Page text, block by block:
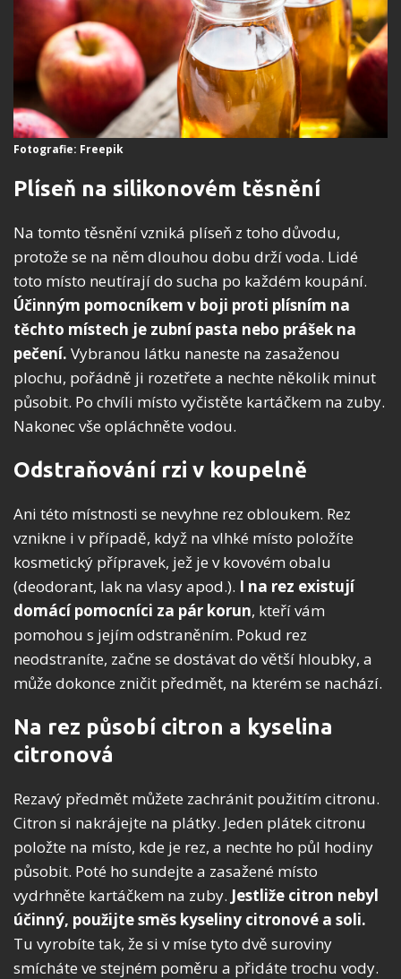
Fotografie: Freepik
Plíseň na silikonovém těsnění
Na tomto těsnění vzniká plíseň z toho důvodu,
protože se na něm dlouhou dobu drží voda. Lidé
toto místo neutírají do sucha po každém koupání.
Účinným pomocníkem v boji proti plísním na
těchto místech je zubní pasta nebo prášek na
pečení. Vybranou látku naneste na zasaženou
plochu, pořádně ji rozetřete a nechte několik minut
působit. Po chvíli místo vyčistěte kartáčkem na zuby.
Nakonec vše opláchněte vodou.
Odstraňování rzi v koupelně
Ani této místnosti se nevyhne rez obloukem. Rez
vznikne i v případě, když na vlhké místo položíte
kosmetický přípravek, jež je v kovovém obalu
(deodorant, lak na vlasy apod.). I na rez existují
domácí pomocníci za pár korun, kteří vám
pomohou s jejím odstraněním. Pokud rez
neodstraníte, začne se dostávat do větší hloubky, a
může dokonce zničit předmět, na kterém se nachází.
Na rez působí citron a kyselina
citronová
Rezavý předmět můžete zachránit použitím citronu.
Citron si nakrájejte na plátky. Jeden plátek citronu
položte na místo, kde je rez, a nechte ho půl hodiny
působit. Poté ho sundejte a zasažené místo
vydrhněte kartáčkem na zuby. Jestliže citron nebyl
účinný, použijte směs kyseliny citronové a soli.
Tu vyrobíte tak, že si v míse tyto dvě suroviny
smícháte ve stejném poměru a přidáte trochu vody.